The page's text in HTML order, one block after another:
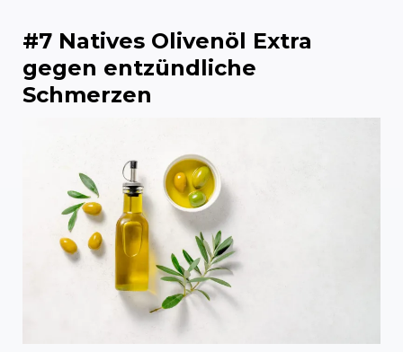
#7 Natives Olivenöl Extra
gegen entzündliche
Schmerzen